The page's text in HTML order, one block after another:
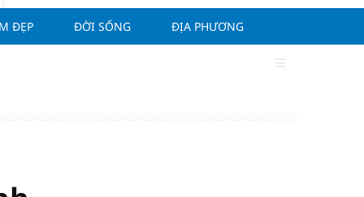
ĐẸP ĐỜI SỐNG ĐỊA PHƯƠNG